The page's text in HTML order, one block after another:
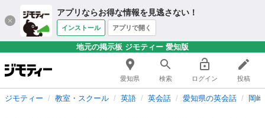
アプリならお得な情報を見逃さない！
インストール アプリで開く
地元の掲示板 ジモティー 愛知版
愛知県 検索 ログイン 投稿
ジモティー 教室・スクール 英語 英会話 愛知県の英会話 岡